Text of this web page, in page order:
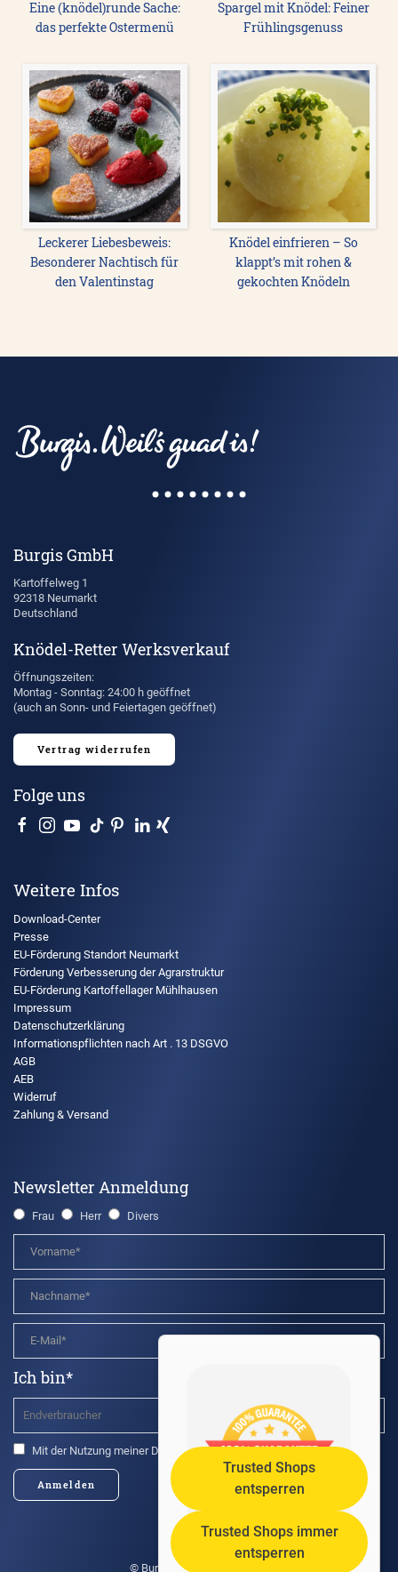
Eine (knödel)runde Sache:
das perfekte Ostermenü
Spargel mit Knödel: Feiner
Frühlingsgenuss
Leckerer Liebesbeweis:
Besonderer Nachtisch für
den Valentinstag
Knödel einfrieren – So
klappt’s mit rohen &
gekochten Knödeln
Burgis GmbH
Kartoffelweg 1
92318 Neumarkt
Deutschland
Knödel-Retter Werksverkauf
Öffnungszeiten:
Montag - Sonntag: 24:00 h geöffnet
(auch an Sonn- und Feiertagen geöffnet)
Vertrag widerrufen
Folge uns
Weitere Infos
Download-Center
Presse
EU-Förderung Standort Neumarkt
Förderung Verbesserung der Agrarstruktur
EU-Förderung Kartoffellager Mühlhausen
Impressum
Datenschutzerklärung
Informationspflichten nach Art . 13 DSGVO
AGB
AEB
Widerruf
Zahlung & Versand
Newsletter Anmeldung
Frau Herr Divers
Ich bin*
Mit der Nutzung meiner Daten bin ich einverstanden.*
Anmelden
© Burgis GmbH 2021 - 2026
Trusted Shops
entsperren
Trusted Shops immer
entsperren